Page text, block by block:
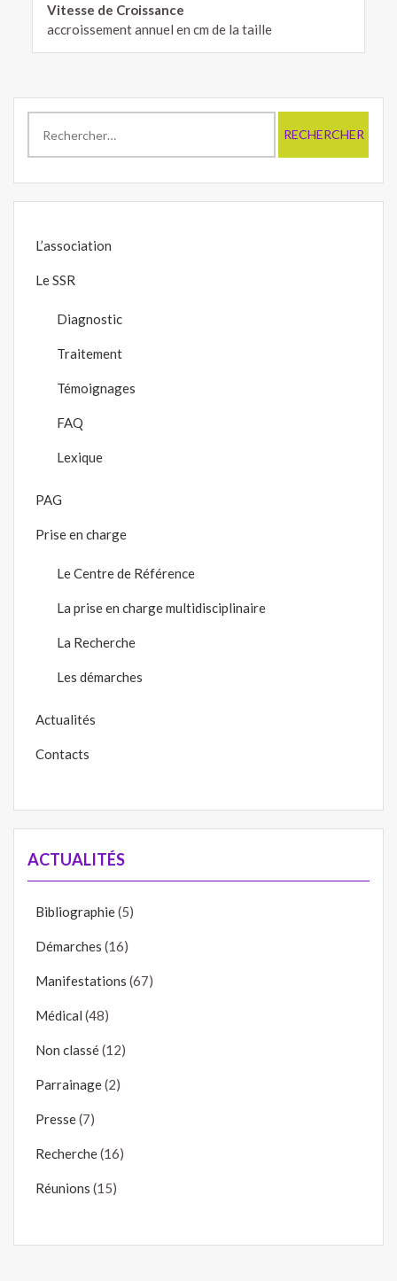
Vitesse de Croissance
accroissement annuel en cm de la taille
L’association
Le SSR
Diagnostic
Traitement
Témoignages
FAQ
Lexique
PAG
Prise en charge
Le Centre de Référence
La prise en charge multidisciplinaire
La Recherche
Les démarches
Actualités
Contacts
ACTUALITÉS
Bibliographie(5)
Démarches (16)
Manifestations (67)
Médical (48)
Non classé(12)
Parrainage(2)
Presse(7)
Recherche(16)
Réunions (15)